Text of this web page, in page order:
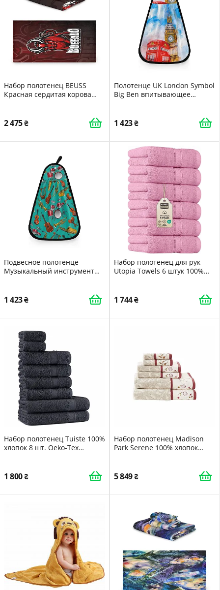
Набор полотенец BEUSS
Красная сердитая корова
девочек и детей
2 475
Полотенце UK London Symbol
Big Ben впитывающее
1 423
Подвесное полотенце
Музыкальный инструмент
ванной
1 423
Набор полотенец для рук
Utopia Towels 6 штук 100%
1 744
Набор полотенец Tuiste 100%
хлопок 8 шт. Oeko-Tex
1 800
Набор полотенец Madison
Park Serene 100% хлопок
600 GSM
5 849